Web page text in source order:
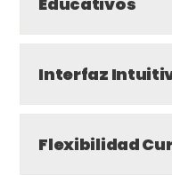
Interfaz
Flexibilidad